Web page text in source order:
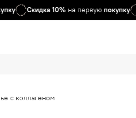
Скидка10%на первуюпокупку
с коллагеном